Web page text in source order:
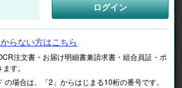
検索
在、該当商品は、お取扱いしておりません。
ログイン
らない方はこちら
注文書・お届け明細書兼請求書・組合員証・ポ
す。
の場合は、「2」からはじまる10桁の番号です。